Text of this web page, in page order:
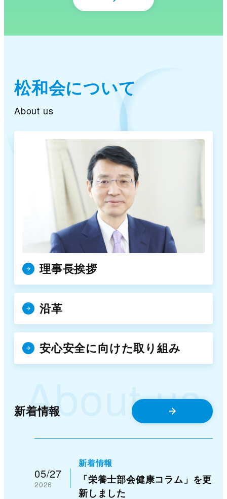
松和会について
About us
理事長挨拶
沿革
安心安全に向けた取り組み
新着情報
About us
05/27
2026
新着情報
「栄養士部会健康コラム」を更
新しました